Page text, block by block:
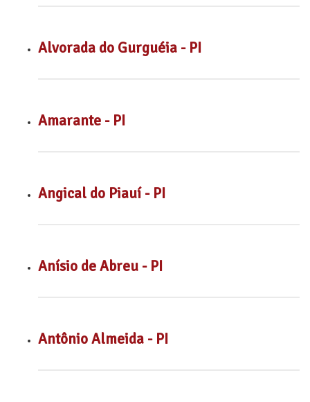
Alvorada do Gurguéia - PI
Amarante - PI
Angical do Piauí - PI
Anísio de Abreu - PI
Antônio Almeida - PI